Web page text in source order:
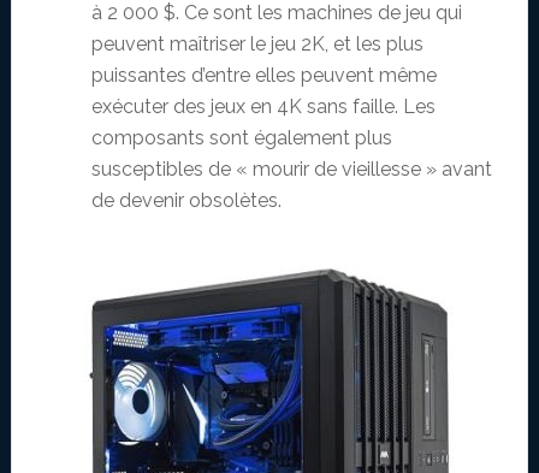
à 2 000 $. Ce sont les machines de jeu qui
peuvent maîtriser le jeu 2K, et les plus
puissantes d’entre elles peuvent même
exécuter des jeux en 4K sans faille. Les
composants sont également plus
susceptibles de « mourir de vieillesse » avant
de devenir obsolètes.